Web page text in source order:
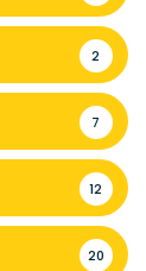
2
7
12
20